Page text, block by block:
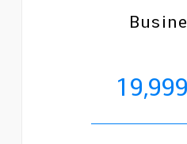
19,999